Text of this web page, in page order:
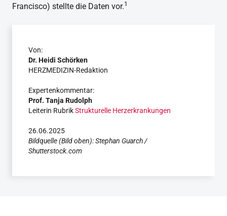
Francisco) stellte die Daten vor.1
Von:
Dr. Heidi Schörken
HERZMEDIZIN-Redaktion
Expertenkommentar:
Prof. Tanja Rudolph
Leiterin RubrikStrukturelle Herzerkrankungen
26.06.2025
Bildquelle (Bild oben): Stephan Guarch /
Shutterstock.com